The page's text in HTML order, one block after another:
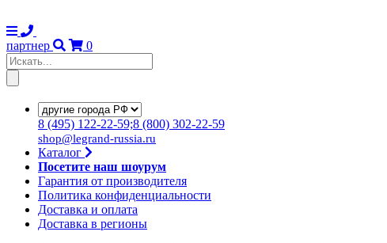
партнер
0
8 (495) 122-22-59;8 (800) 302-22-59
shop@legrand-russia.ru
Каталог
Посетите наш шоурум
Гарантия от производителя
Политика конфиденциальности
Доставка и оплата
Доставка в регионы